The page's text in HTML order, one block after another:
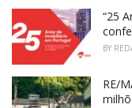
:
“25
BY
RE/